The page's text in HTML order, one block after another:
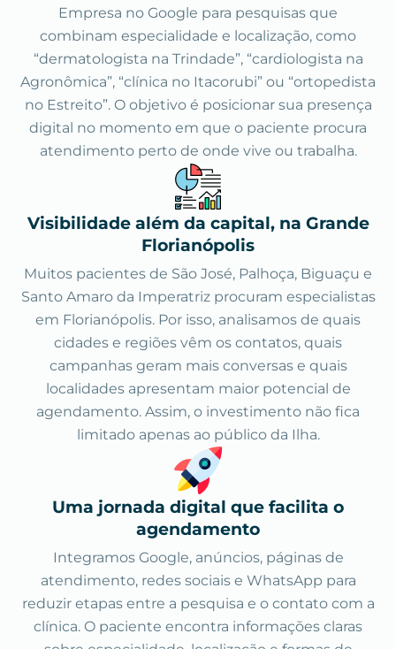
Empresa no Google para pesquisas que
combinam especialidade e localização, como
“dermatologista na Trindade”, “cardiologista na
Agronômica”, “clínica no Itacorubi” ou “ortopedista
no Estreito”. O objetivo é posicionar sua presença
digital no momento em que o paciente procura
atendimento perto de onde vive ou trabalha.
Visibilidade além da capital, na Grande
Florianópolis
Muitos pacientes de São José, Palhoça, Biguaçu e
Santo Amaro da Imperatriz procuram especialistas
em Florianópolis. Por isso, analisamos de quais
cidades e regiões vêm os contatos, quais
campanhas geram mais conversas e quais
localidades apresentam maior potencial de
agendamento. Assim, o investimento não fica
limitado apenas ao público da Ilha.
Uma jornada digital que facilita o
agendamento
Integramos Google, anúncios, páginas de
atendimento, redes sociais e WhatsApp para
reduzir etapas entre a pesquisa e o contato com a
clínica. O paciente encontra informações claras